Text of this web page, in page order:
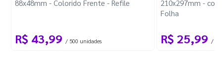
88x48mm - Colorido Frente - Refile
R$ 43,99 / 500 unidades
210x297mm -
Folha
R$ 25,99 / 1